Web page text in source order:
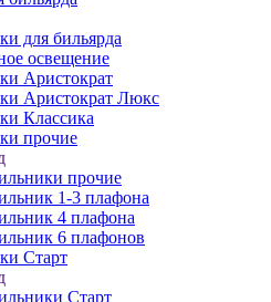
для бильярда
освещение
Аристократ
Аристократ Люкс
Классика
прочие
прочие
1-3 плафона
4 плафона
6 плафонов
Старт
Старт